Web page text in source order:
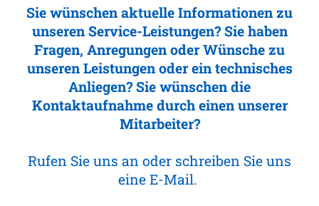
Sie wünschen aktuelle Informationen zu
unseren Service-Leistungen? Sie haben
Fragen, Anregungen oder Wünsche zu
unseren Leistungen oder ein technisches
Anliegen? Sie wünschen die
Kontaktaufnahme durch einen unserer
Mitarbeiter?
Rufen Sie uns an oder schreiben Sie uns
eine E-Mail.